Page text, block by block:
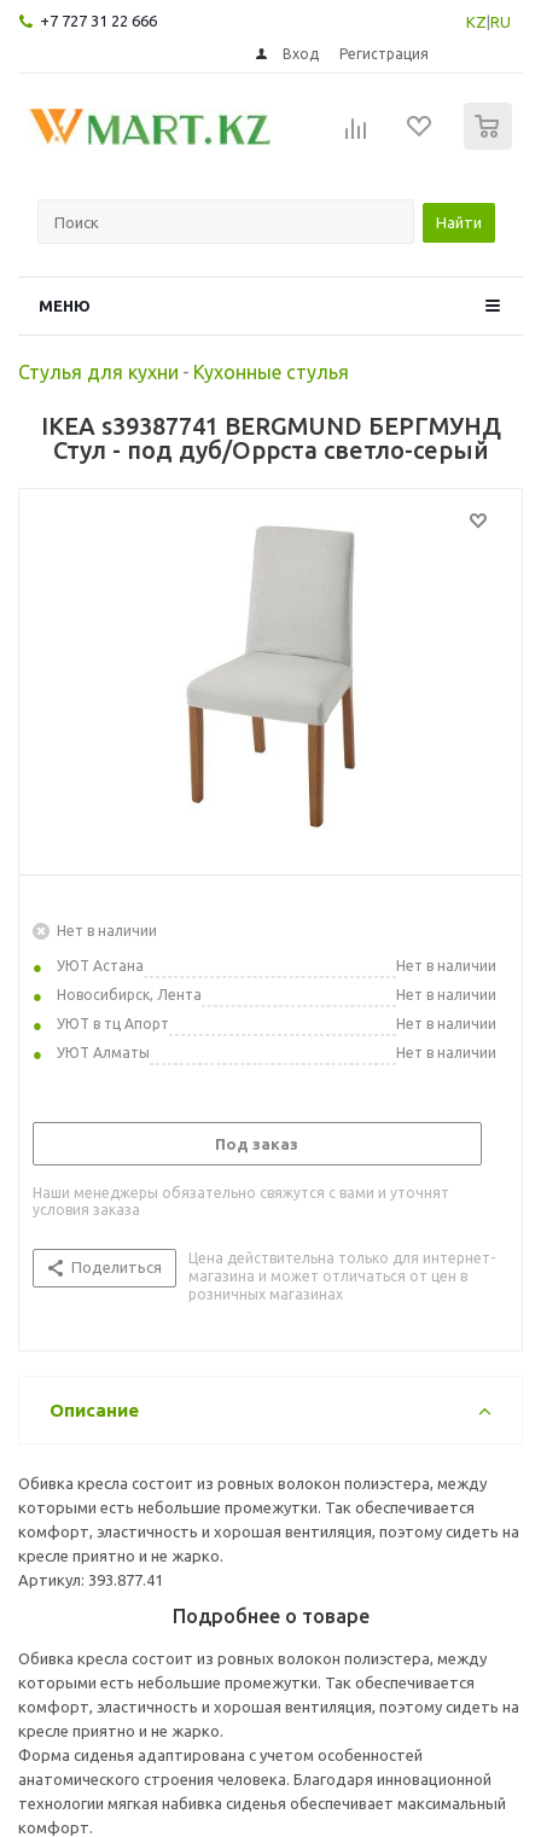
+7 727 31 22 666 KZ RU
Вход Регистрация
Найти
МЕНЮ
Стулья для кухни - Кухонные стулья
IKEA s39387741 BERGMUND БЕРГМУНД
Стул - под дуб/Оррста светло-серый
Нет в наличии
УЮТ Астана
Нет в наличии
Новосибирск, Лента
Нет в наличии
УЮТ в тц Апорт
Нет в наличии
УЮТ Алматы
Нет в наличии
Под заказ
Наши менеджеры обязательно свяжутся с вами и уточнят
условия заказа
Поделиться
Цена действительна только для интернет-
магазина и может отличаться от цен в
розничных магазинах
Описание
Обивка кресла состоит из ровных волокон полиэстера, между
которыми есть небольшие промежутки. Так обеспечивается
комфорт, эластичность и хорошая вентиляция, поэтому сидеть на
кресле приятно и не жарко.
Артикул: 393.877.41
Подробнее о товаре
Обивка кресла состоит из ровных волокон полиэстера, между
которыми есть небольшие промежутки. Так обеспечивается
комфорт, эластичность и хорошая вентиляция, поэтому сидеть на
кресле приятно и не жарко.
Форма сиденья адаптирована с учетом особенностей
анатомического строения человека. Благодаря инновационной
технологии мягкая набивка сиденья обеспечивает максимальный
комфорт.